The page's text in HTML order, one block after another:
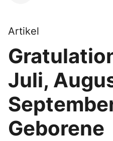
Artikel
Juli,
Geborene